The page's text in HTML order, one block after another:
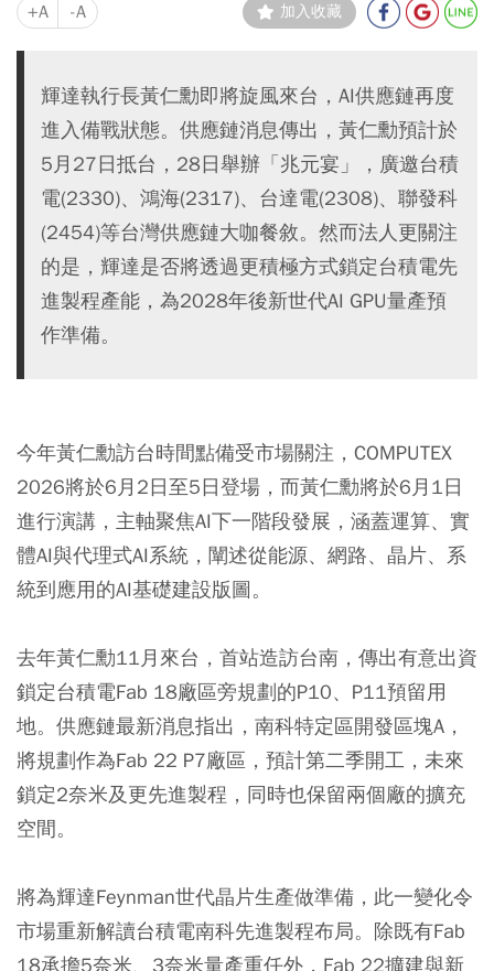
+A -A 加入收藏
輝達執行長黃仁勳即將旋風來台，AI供應鏈再度
進入備戰狀態。供應鏈消息傳出，黃仁勳預計於
5月27日抵台，28日舉辦「兆元宴」，廣邀台積
電(2330)、鴻海(2317)、台達電(2308)、聯發科
(2454)等台灣供應鏈大咖餐敘。然而法人更關注
的是，輝達是否將透過更積極方式鎖定台積電先
進製程產能，為2028年後新世代AI GPU量產預
作準備。
今年黃仁勳訪台時間點備受市場關注，COMPUTEX
2026將於6月2日至5日登場，而黃仁勳將於6月1日
進行演講，主軸聚焦AI下一階段發展，涵蓋運算、實
體AI與代理式AI系統，闡述從能源、網路、晶片、系
統到應用的AI基礎建設版圖。
去年黃仁勳11月來台，首站造訪台南，傳出有意出資
鎖定台積電Fab 18廠區旁規劃的P10、P11預留用
地。供應鏈最新消息指出，南科特定區開發區塊A，
將規劃作為Fab 22 P7廠區，預計第二季開工，未來
鎖定2奈米及更先進製程，同時也保留兩個廠的擴充
空間。
將為輝達Feynman世代晶片生產做準備，此一變化令
市場重新解讀台積電南科先進製程布局。除既有Fab
18承擔5奈米、3奈米量產重任外，Fab 22擴建與新